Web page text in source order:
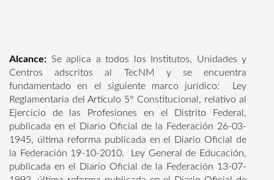
Alcance: Se aplica a todos los Institutos, Unidades y
Centros adscritos al TecNM y se encuentra
fundamentado en el siguiente marco jurídico: Ley
Reglamentaria del Artículo 5° Constitucional, relativo al
Ejercicio de las Profesiones en el Distrito Federal,
publicada en el Diario Oficial de la Federación 26-03-
1945, última reforma publicada en el Diario Oficial de
la Federación 19-10-2010. Ley General de Educación,
publicada en el Diario Oficial de la Federación 13-07-